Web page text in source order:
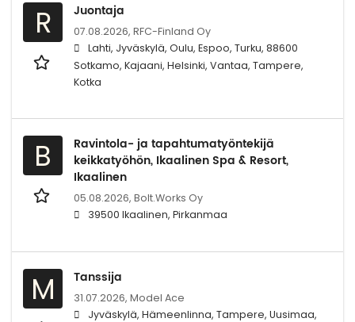
R Juontaja
07.08.2026, RFC-Finland Oy
Lahti, Jyväskylä, Oulu, Espoo, Turku, 88600
Sotkamo, Kajaani, Helsinki, Vantaa, Tampere,
Kotka
B
Ravintola- ja tapahtumatyöntekijä
keikkatyöhön, Ikaalinen Spa & Resort,
Ikaalinen
05.08.2026, Bolt.Works Oy
39500 Ikaalinen, Pirkanmaa
M Tanssija
31.07.2026, Model Ace
Jyväskylä, Hämeenlinna, Tampere, Uusimaa,